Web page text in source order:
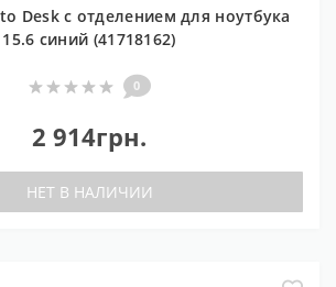
Desk с отделением для ноутбука
15.6 синий (41718162)
0
2 914грн.
НЕТ В НАЛИЧИИ